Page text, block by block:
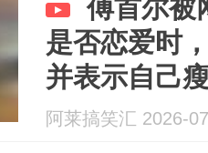
傅首尔被
是否恋爱时
并表示自己
阿莱搞笑汇 2026-